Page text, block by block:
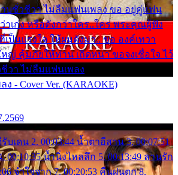
าบชั่วชีวา ไม่ลืมแฟนเพลง ขอ อยู่คู่แฟน
าเก่ง หรือดังกว่าใคร..ใคร พระคุณผู้ฟัง
ป็นแรงใจ ให้ผมดังมา.. ขอ องค์เทวา
ญ่ คุ้มภัยให้ท่าน เถิดหนา ขอจงเชื่อใจ ไว้
วา ไม่ลืมแฟนเพลง
- Cover Ver. (KARAOKE)
บเดน 2. 00:03:44 น้ำตาอีสาน 3. 00:07:51
00:10:35 น้ำนิ่งไหลลึก 5. 00:13:49 ลานรัก
จำใจจาก 7. 00:20:53 คืนฝนตก 8.